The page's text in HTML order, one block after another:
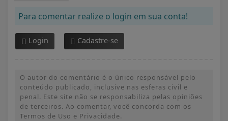
Para comentar realize o login em sua conta!
Login Cadastre-se
O autor do comentário é o único responsável pelo
conteúdo publicado, inclusive nas esferas civil e
penal. Este site não se responsabiliza pelas opiniões
de terceiros. Ao comentar, você concorda com os
Termos de Uso e Privacidade.